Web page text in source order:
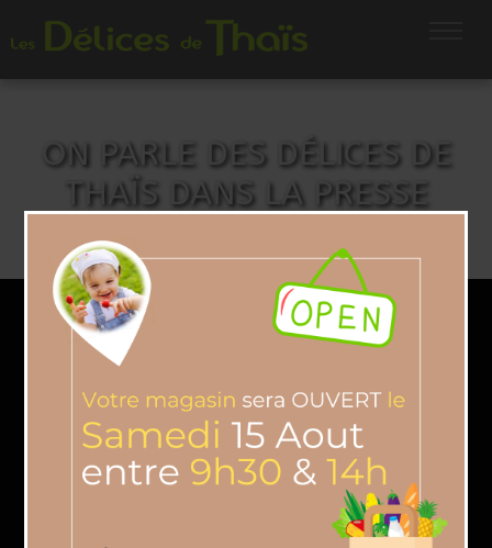
ON PARLE DES DÉLICES DE
THAÏS DANS LA PRESSE